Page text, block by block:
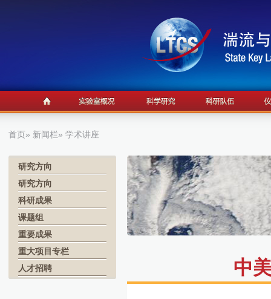
首页» 新闻栏» 学术讲座
研究方向
研究方向
科研成果
课题组
重要成果
重大项目专栏
人才招聘
中